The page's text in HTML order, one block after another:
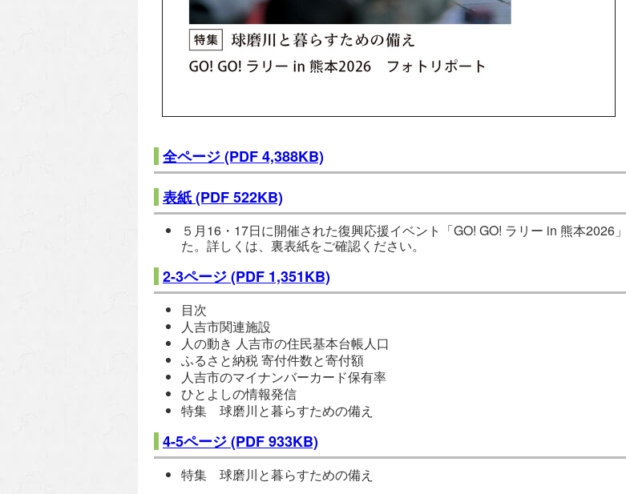
全ページ(PDF 4,388KB)
表紙(PDF 522KB)
５月16 ・17日に開催された復興応援イベント「GO! GO! ラリー in 熊本
た。詳しくは、裏表紙をご確認ください。
2-3ページ(PDF 1,351KB)
目次
人吉市関連施設
人の動き 人吉市の住民基本台帳人口
ふるさと納税 寄付件数と寄付額
人吉市のマイナンバーカード保有率
ひとよしの情報発信
特集 球磨川と暮らすための備え
4-5ページ(PDF 933KB)
特集 球磨川と暮らすための備え